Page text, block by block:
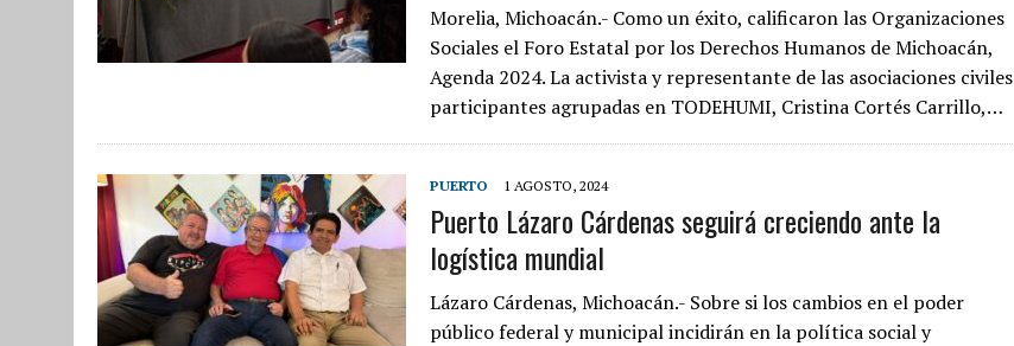
Morelia, Michoacán.- Como un éxito, calificaron las Organizaciones
Sociales el Foro Estatal por los Derechos Humanos de Michoacán,
Agenda 2024. La activista y representante de las asociaciones civiles
participantes agrupadas en TODEHUMI, Cristina Cortés Carrillo,…
PUERTO 1 AGOSTO, 2024
Puerto Lázaro Cárdenas seguirá creciendo ante la
logística mundial
Lázaro Cárdenas, Michoacán.- Sobre si los cambios en el poder
público federal y municipal incidirán en la política social y